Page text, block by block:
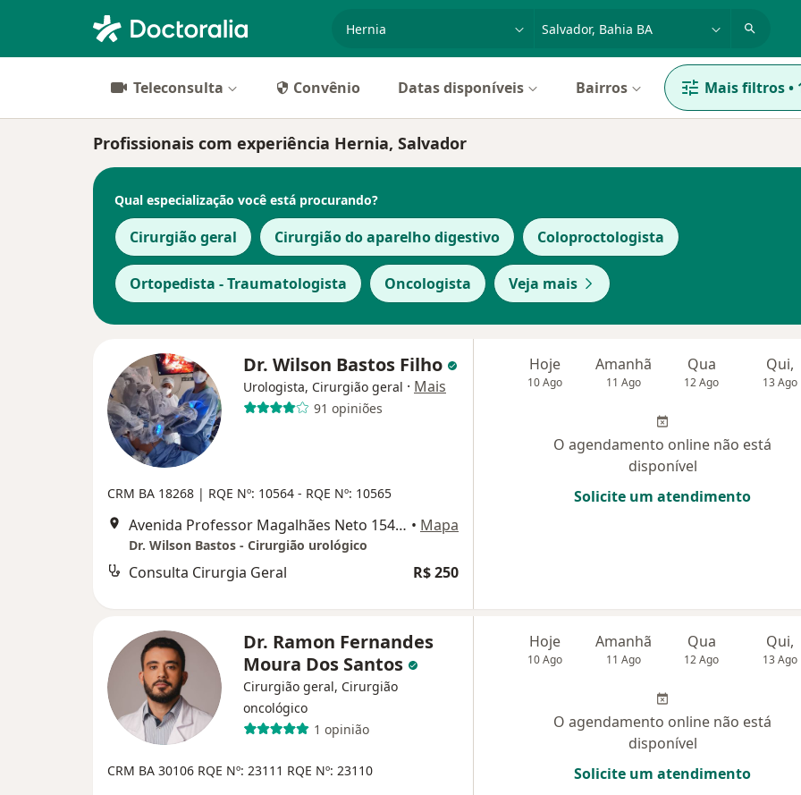
Teleconsulta Convênio Datas disponíveis Bairros Mais filtros•
Profissionais com experiência Hernia, Salvador
Qual especialização você está procurando?
Cirurgião geral Cirurgião do aparelho digestivo Coloproctologista
Ortopedista - Traumatologista Oncologista Veja mais
Dr. Wilson Bastos Filho
Urologista, Cirurgião geral · Mais
91 opiniões
CRM BA 18268 | RQE Nº: 10564 - RQE Nº: 10565
Avenida Professor Magalhães Neto 1541, Salvador • Mapa
Dr. Wilson Bastos - Cirurgião urológico
Consulta Cirurgia Geral R$ 250
Hoje
10 Ago
Amanhã
11 Ago
Qua
12 Ago
Qui,
13 Ago
O agendamento online não está
disponível
Solicite um atendimento
Dr. Ramon Fernandes
Moura Dos Santos
Cirurgião geral, Cirurgião
oncológico
1 opinião
CRM BA 30106 RQE Nº: 23111 RQE Nº: 23110
Hoje
10 Ago
Amanhã
11 Ago
Qua
12 Ago
Qui,
13 Ago
O agendamento online não está
disponível
Solicite um atendimento